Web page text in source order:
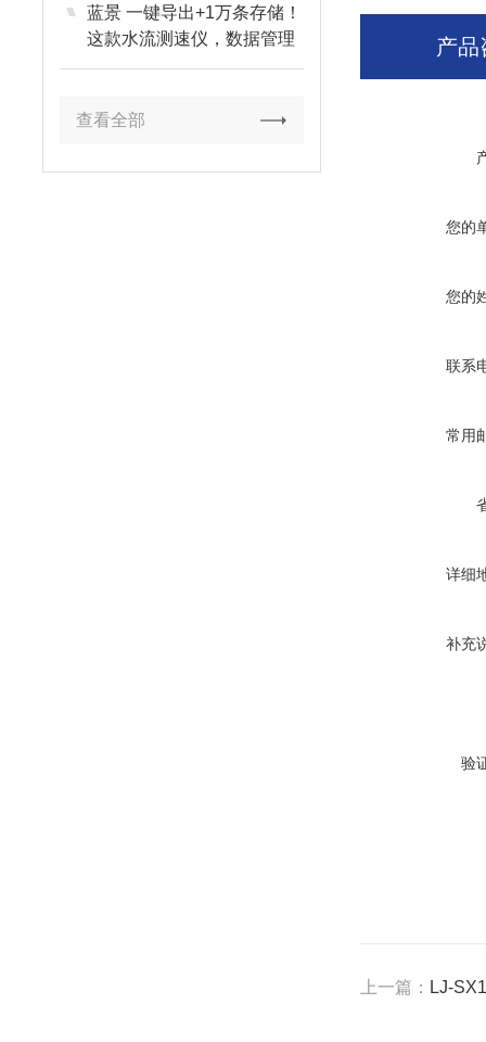
蓝景 一键导出+1万条存储！
这款水流测速仪，数据管理
更高效
查看全部
产品
您的
您的
联系
常用
详细
补充
验
上一篇： LJ-